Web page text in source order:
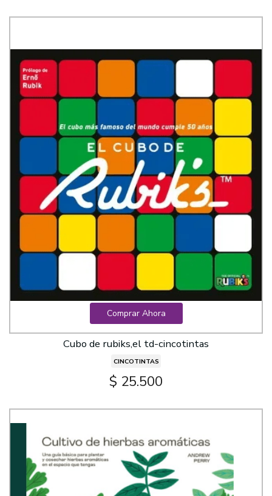
Comprar Ahora
Cubo de rubiks,el td-cincotintas
CINCOTINTAS
$ 25.500